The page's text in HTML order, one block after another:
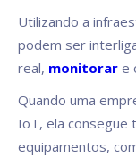
Utilizando a
podem ser
real, monitorar e
Quando uma
IoT, ela consegue
equipamentos,